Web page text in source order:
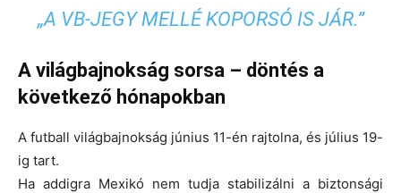
„A VB-JEGY MELLÉ KOPORSÓ IS JÁR.”
A világbajnokság sorsa – döntés a
következő hónapokban
A futball világbajnokság június 11-én rajtolna, és július 19-
ig tart.
Ha addigra Mexikó nem tudja stabilizálni a biztonsági